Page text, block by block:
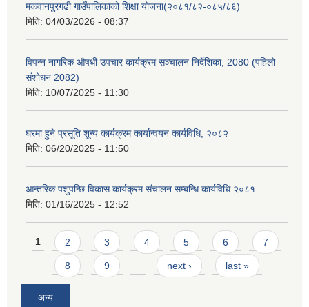
मकवानपुरगढी गाउँपालिकाको शिक्षा योजना(२०८१/८२-०८५/८६)
मिति: 04/03/2026 - 08:37
विपन्न नागरिक औषधी उपचार कार्यक्रम सञ्चालन निर्देशिका, 2080 (पहिलो
संशोधन 2082)
मिति: 10/07/2025 - 11:30
घरमा हुने प्रसूति शून्य कार्यक्रम कार्यान्वयन कार्यविधि, २०८२
मिति: 06/20/2025 - 11:50
आन्तरिक पशुपन्छि विकास कार्यक्रम संचालन सम्बन्धि कार्यविधि २०८१
मिति: 01/16/2025 - 12:52
Pages
1 2 3 4 5 6 7
8 9 … next › last »
अन्य